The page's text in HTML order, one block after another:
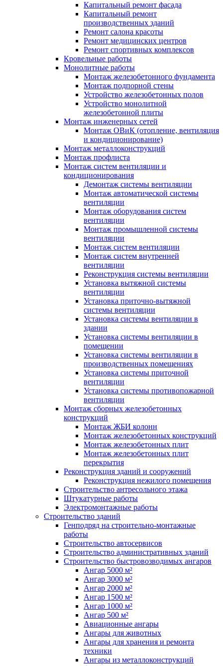
Капитальный ремонт фасада
Капитальный ремонт
производственных зданий
Ремонт салона красоты
Ремонт медицинских центров
Ремонт спортивных комплексов
Кровельные работы
Монолитные работы
Монтаж железобетонного фундамента
Монтаж подпорной стены
Устройство железобетонных полов
Устройство монолитной
железобетонной плиты
Монтаж инженерных сетей
Монтаж ОВиК (отопление, вентиляция
и кондиционирование)
Монтаж металлоконструкций
Монтаж профлиста
Монтаж систем вентиляции и
кондиционирования
Демонтаж системы вентиляции
Монтаж автоматической системы
вентиляции
Монтаж оборудования систем
вентиляции
Монтаж промышленной системы
вентиляции
Монтаж систем вентиляции
Монтаж систем внутренней
вентиляции
Реконструкция системы вентиляции
Установка вытяжной системы
вентиляции
Установка приточно-вытяжной
системы вентиляции
Установка системы вентиляции в
здании
Установка системы вентиляции в
помещении
Установка системы вентиляции в
производственных помещениях
Установка системы приточной
вентиляции
Установка системы противопожарной
вентиляции
Монтаж сборных железобетонных
конструкций
Монтаж ЖБИ колонн
Монтаж железобетонных конструкций
Монтаж железобетонных плит
Монтаж железобетонных плит
перекрытия
Реконструкция зданий и сооружений
Реконструкция нежилого помещения
Строительство антресольного этажа
Штукатурные работы
Электромонтажные работы
Строительство зданий
Генподряд на строительно-монтажные
работы
Строительство автосервисов
Строительство административных зданий
Строительство быстровозводимых ангаров
Ангар 5000 м²
Ангар 3000 м²
Ангар 2000 м²
Ангар 1500 м²
Ангар 1000 м²
Ангар 500 м²
Авиационные ангары
Ангары для животных
Ангары для хранения и ремонта
техники
Ангары из металлоконструкций